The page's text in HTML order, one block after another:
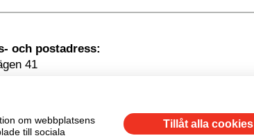
41
om webbplatsens
till sociala
Tillåt alla cookies